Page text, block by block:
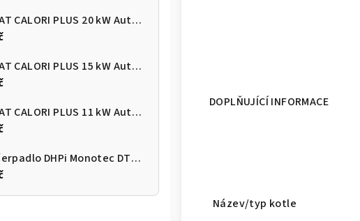
DEFRO HEAT CALORI PLUS 20 kW Automatický kotel na pelety
DEFRO HEAT CALORI PLUS 15 kW Automatický kotel na pelety
DEFRO HEAT CALORI PLUS 11 kW Automatický kotel na pelety
Tepelné čerpadlo DHPi Monotec DTi 200 12kW
DOPLŇUJÍCÍ INFORMACE
Název/typ kotle